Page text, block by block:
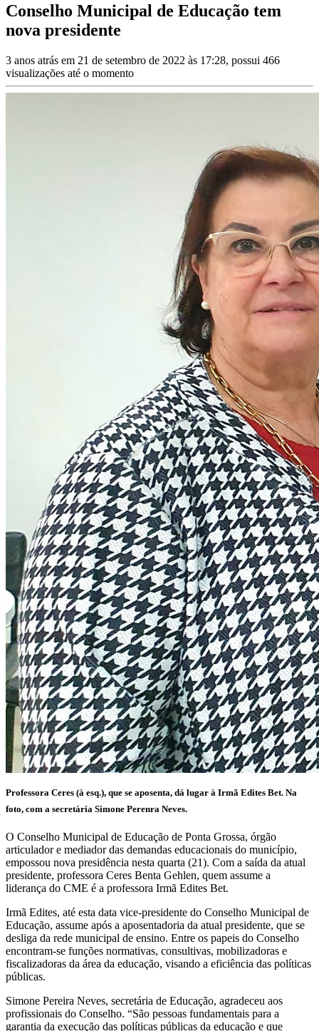
Conselho Municipal de Educação tem
nova presidente
3 anos atrás em 21 de setembro de 2022 às 17:28, possui 466
visualizações até o momento
Professora Ceres (à esq.), que se aposenta, dá lugar à Irmã Edites Bet. Na
foto, com a secretária Simone Perenra Neves.
O Conselho Municipal de Educação de Ponta Grossa, órgão
articulador e mediador das demandas educacionais do município,
empossou nova presidência nesta quarta (21). Com a saída da atual
presidente, professora Ceres Benta Gehlen, quem assume a
liderança do CME é a professora Irmã Edites Bet.
Irmã Edites, até esta data vice-presidente do Conselho Municipal de
Educação, assume após a aposentadoria da atual presidente, que se
desliga da rede municipal de ensino. Entre os papeis do Conselho
encontram-se funções normativas, consultivas, mobilizadoras e
fiscalizadoras da área da educação, visando a eficiência das políticas
públicas.
Simone Pereira Neves, secretária de Educação, agradeceu aos
profissionais do Conselho. “São pessoas fundamentais para a
garantia da execução das políticas públicas da educação e que